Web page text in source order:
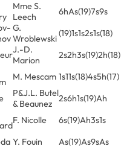
Mme S.
Leech
6hAs(19)7s9s
G.
Wroblewski(19)1s1s2s1s(18)
J.-D.
Marion
2s2h3s(19)2h(18)
M. Mescam 1s11s(18)4s5h(17)
P&J.L. Butel
& Beaunez
2s6h1s(19)Ah
F. Nicolle
6s(19)Ah3s1s
Y. Fouin
As(19)As9sAs